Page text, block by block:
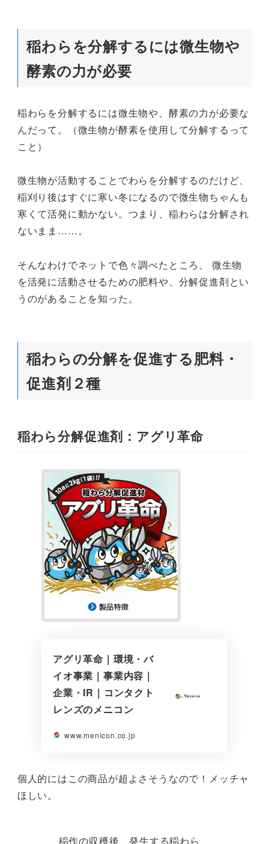
稲わらを分解するには微生物や
酵素の力が必要
稲わらを分解するには微生物や、酵素の力が必要な
んだって。（微生物が酵素を使用して分解するって
こと）
微生物が活動することでわらを分解するのだけど、
稲刈り後はすぐに寒い冬になるので微生物ちゃんも
寒くて活発に動かない。つまり、稲わらは分解され
ないまま……。
そんなわけでネットで色々調べたところ、 微生物
を活発に活動させるための肥料や、分解促進剤とい
うのがあることを知った。
稲わらの分解を促進する肥料・
促進剤２種
稲わら分解促進剤：アグリ革命
アグリ革命｜環境・バ
イオ事業｜事業内容｜
企業・IR｜コンタクト
レンズのメニコン
www.menicon.co.jp
個人的にはこの商品が超よさそうなので！メッチャ
ほしい。
稲作の収穫後、発生する稲わら